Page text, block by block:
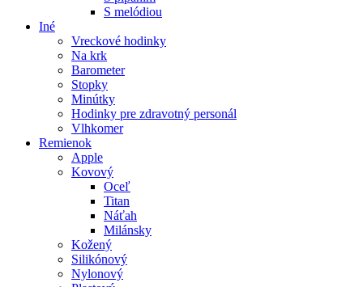
S melódiou
Iné
Vreckové hodinky
Na krk
Barometer
Stopky
Minútky
Hodinky pre zdravotný personál
Vlhkomer
Remienok
Apple
Kovový
Oceľ
Titan
Náťah
Milánsky
Kožený
Silikónový
Nylonový